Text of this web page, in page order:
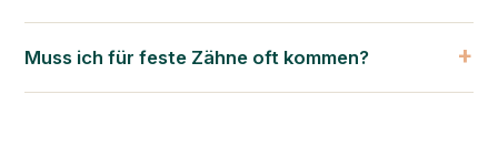
Muss ich für feste Zähne oft kommen?